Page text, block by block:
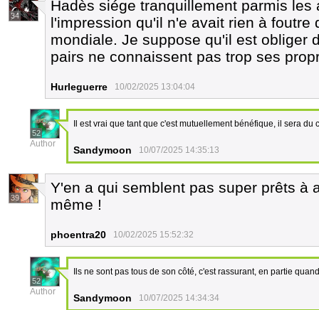
34
Hadès siége tranquillement parmis
l'impression qu'il n'e avait rien à foutre
mondiale. Je suppose qu'il est obliger
pairs ne connaissent pas trop ses
Hurleguerre 10/02/2025 13:04:04
52
Author
Il est vrai que tant que c'est mutuellement bénéfique, il sera
Sandymoon 10/07/2025 14:35:13
39
Y'en a qui semblent pas super prêts à
même !
phoentra20 10/02/2025 15:52:32
52
Author
Ils ne sont pas tous de son côté, c'est rassurant, en partie
Sandymoon 10/07/2025 14:34:34